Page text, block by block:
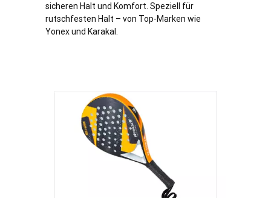
sicheren Halt und Komfort. Speziell für
rutschfesten Halt – von Top-Marken wie
Yonex und Karakal.